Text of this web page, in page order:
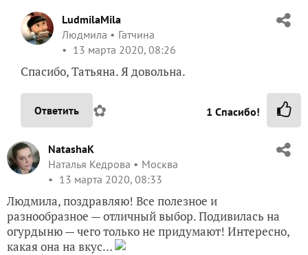
LudmilaMila
Людмила
Гатчина
13 марта 2020, 08:26
Спасибо, Татьяна. Я довольна.
Ответить ✿ 1 Спасибо!
NatashaK
Наталья Кедрова
Москва
13 марта 2020, 08:33
Людмила, поздравляю! Все полезное и
разнообразное — отличный выбор. Подивилась на
огурдыню — чего только не придумают! Интересно,
какая она на вкус…